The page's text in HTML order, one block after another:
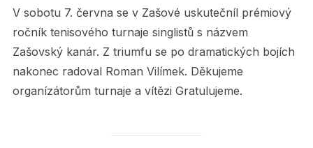
V sobotu 7. června se v Zašové uskutečníl prémiový
ročník tenisového turnaje singlistů s názvem
Zašovský kanár. Z triumfu se po dramatických bojích
nakonec radoval Roman Vilímek. Děkujeme
organízátorům turnaje a vítězi Gratulujeme.